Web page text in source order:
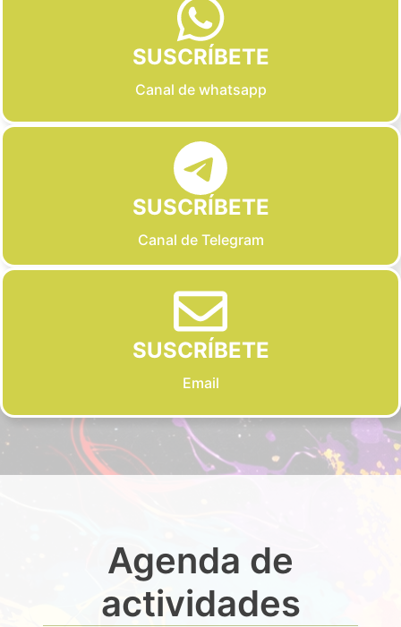
SUSCRÍBETE
Canal de whatsapp
SUSCRÍBETE
Canal de Telegram
SUSCRÍBETE
Email
Agenda de
actividades